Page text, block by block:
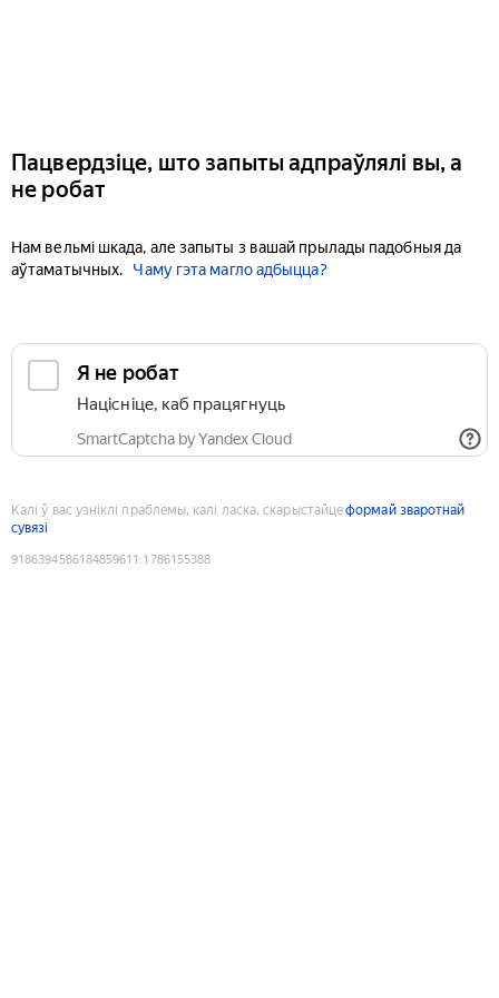
Пацвердзіце, што запыты адпраўлялі вы, а
не робат
Нам вельмі шкада, але запыты з вашай прылады падобныя да
аўтаматычных.
Чаму гэта магло адбыцца?
Я не робат
Націсніце, каб працягнуць
SmartCaptcha by Yandex Cloud
Калі ў вас узніклі праблемы, калі ласка, скарыстайцеформай зваротнай
сувязі
9186394586184859611 :1786155388